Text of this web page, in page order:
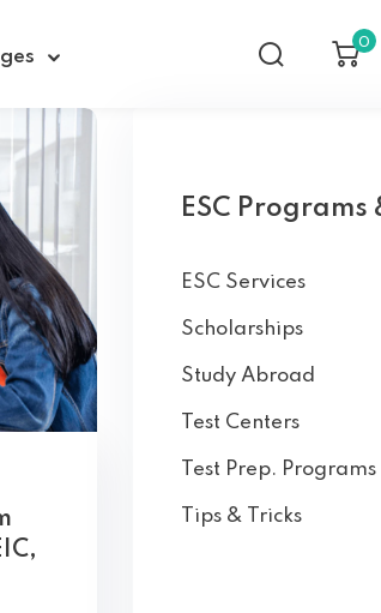
0
ESC Programs
ESC Services
Scholarships
Study Abroad
Test Centers
Test Prep. Programs
Tips & Tricks